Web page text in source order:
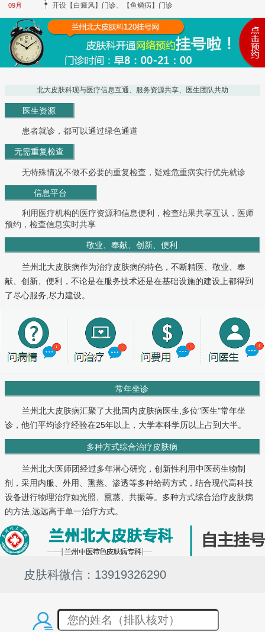
09月
开设【白癜风】门诊、【鱼鳞病】门诊
北大皮肤科现与医疗信息互通、服务资源共享、医生团队共助
医生资源
患者就诊，都可以通过绿色通道
无需重复检查
无特殊情况不做不必要的重复检查，疑难危重病实行优先就诊
信息平台
利用医疗机构的医疗资源和信息便利，检查结果共享互认，医师
预约，检查信息实时共享
敬业、奉献、创新、便利
兰州北大皮肤病作为治疗皮肤病的特色，不断精医、敬业、奉
献、创新、便利，不论是在服务技术还是在基础设施的建设上都得到
了尽心服务,尽力建设。
常年坐诊
兰州北大皮肤病汇聚了大批国内皮肤病医生,多位"医生"常年坐
诊，他们平均诊疗经验在25年以上，大学本科学历以上占到大半。
多种方式综合治疗皮肤病
兰州北大医师团经过多年潜心研究，创新性利用中医药生物制
剂，采用内服、外用、熏蒸、渗透等多种给药方式，结合现代高科技
设备进行物理治疗如光照、熏蒸、共振等。多种方式综合治疗皮肤病
的方法,远远高于单一治疗方式。
皮肤科微信：13919326290